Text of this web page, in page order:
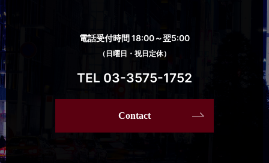
電話受付時間 18:00～翌5:00
（日曜日・祝日定休）
TEL 03-3575-1752
Contact